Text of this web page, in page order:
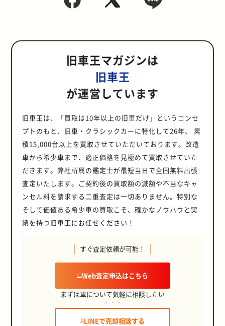
旧車王マガジンは
旧車王
が運営しています
旧車王は、「買取は10年以上の旧車だけ」というコンセ
プトのもと、旧車・クラシックカーに特化して26年、 累
積15,000台以上を買取させていただいております。改造
車から希少車まで、適正価格を見極めて買取させていた
だきます。弊社所属の鑑定士が最短当日で全国無料出張
査定いたします。ご契約後の買取額の減額や不当なキャ
ンセル料を請求する二重査定は一切ありません。特別な
そして価値ある希少車の買取こそ、確かなノウハウと実
績を持つ旧車王にお任せください！
すぐ査定依頼が可能！
Web査定申込はこちら
まずは車について気軽に相談したい
LINEで売却相談する